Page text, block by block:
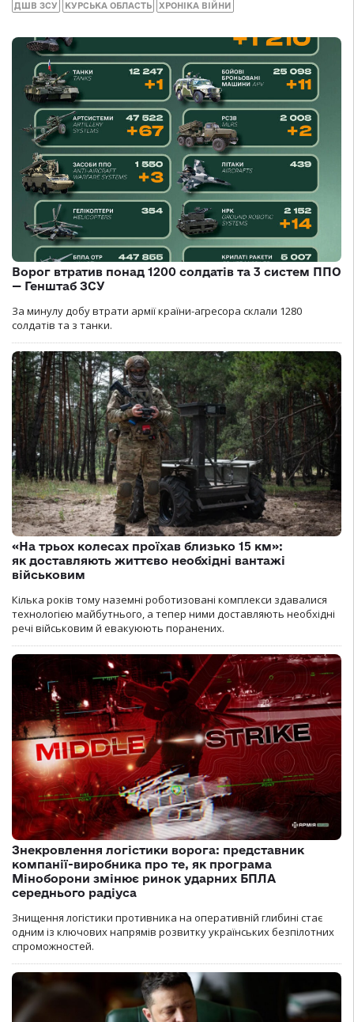
ДШВ ЗСУ КУРСЬКА ОБЛАСТЬ ХРОНІКА ВІЙНИ
Ворог втратив понад 1200 солдатів та 3 систем ППО
— Генштаб ЗСУ
За минулу добу втрати армії країни-агресора склали 1280
солдатів та з танки.
«На трьох колесах проїхав близько 15 км»:
як доставляють життєво необхідні вантажі
військовим
Кілька років тому наземні роботизовані комплекси здавалися
технологією майбутнього, а тепер ними доставляють необхідні
речі військовим й евакуюють поранених.
Знекровлення логістики ворога: представник
компанії-виробника про те, як програма
Міноборони змінює ринок ударних БПЛА
середнього радіуса
Знищення логістики противника на оперативній глибині стає
одним із ключових напрямів розвитку українських безпілотних
спроможностей.